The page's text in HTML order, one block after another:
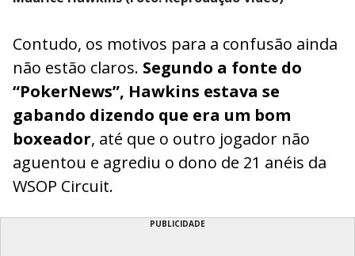
Contudo, os motivos para a confusão ainda
não estão claros. Segundo a fonte do
“PokerNews”, Hawkins estava se
gabando dizendo que era um bom
boxeador, até que o outro jogador não
aguentou e agrediu o dono de 21 anéis da
WSOP Circuit.
PUBLICIDADE